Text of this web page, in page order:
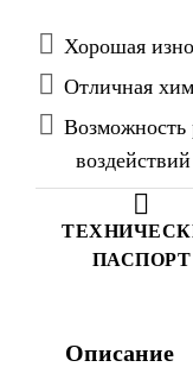
ПАСПОРТ
Хорошая
Отличная
Возможность
воздействий
Описание